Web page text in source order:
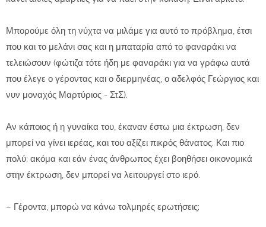
Μπορούμε όλη τη νύχτα να μιλάμε για αυτό το πρόβλημα, έτσι
που και το μελάνι σας και η μπαταρία από το φαναράκι να
τελειώσουν (φώτιζα τότε ήδη με φαναράκι για να γράφω αυτά
που έλεγε ο γέροντας και ο διερμηνέας, ο αδελφός Γεώργιος και
νυν μοναχός Μαρτύριος - ΣτΣ).
Αν κάποιος ή η γυναίκα του, έκαναν έστω μια έκτρωση, δεν
μπορεί να γίνει ιερέας, και του αξίζει πικρός θάνατος. Και πιο
πολύ: ακόμα και εάν ένας άνθρωπος έχει βοηθήσει οικονομικά
στην έκτρωση, δεν μπορεί να λειτουργεί στο ιερό.
– Γέροντα, μπορώ να κάνω τολμηρές ερωτήσεις;